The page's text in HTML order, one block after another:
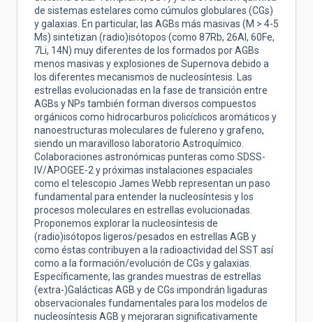
de sistemas estelares como cúmulos globulares (CGs)
y galaxias. En particular, las AGBs más masivas (M > 4-5
Ms) sintetizan (radio)isótopos (como 87Rb, 26Al, 60Fe,
7Li, 14N) muy diferentes de los formados por AGBs
menos masivas y explosiones de Supernova debido a
los diferentes mecanismos de nucleosíntesis. Las
estrellas evolucionadas en la fase de transición entre
AGBs y NPs también forman diversos compuestos
orgánicos como hidrocarburos policíclicos aromáticos y
nanoestructuras moleculares de fulereno y grafeno,
siendo un maravilloso laboratorio Astroquímico.
Colaboraciones astronómicas punteras como SDSS-
IV/APOGEE-2 y próximas instalaciones espaciales
como el telescopio James Webb representan un paso
fundamental para entender la nucleosíntesis y los
procesos moleculares en estrellas evolucionadas.
Proponemos explorar la nucleosíntesis de
(radio)isótopos ligeros/pesados en estrellas AGB y
como éstas contribuyen a la radioactividad del SST así
como a la formación/evolución de CGs y galaxias.
Específicamente, las grandes muestras de estrellas
(extra-)Galácticas AGB y de CGs impondrán ligaduras
observacionales fundamentales para los modelos de
nucleosíntesis AGB y mejoraran significativamente